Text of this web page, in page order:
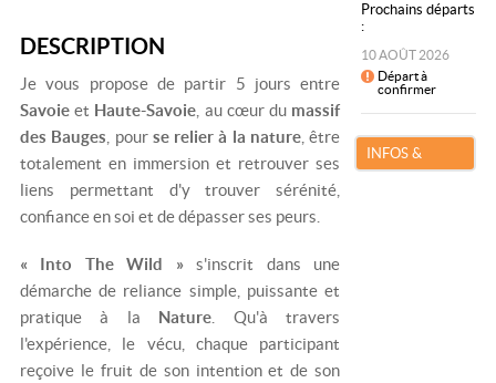
DESCRIPTION
Je vous propose de partir 5 jours entre
Savoieet Haute-Savoie , au cœur du massif
des Bauges , pour se relier à la nature , être
totalement en immersion et retrouver ses
liens permettant d'y trouver sérénité,
confiance en soi et de dépasser ses peurs.
« Into The Wild »s'inscrit dans une
démarche de reliance simple, puissante et
pratique à la Nature . Qu'à travers
l'expérience, le vécu, chaque participant
reçoive le fruit de son intention et de son
Prochains départs
:
10 AOÛT 2026
Départ à
confirmer
INFOS &